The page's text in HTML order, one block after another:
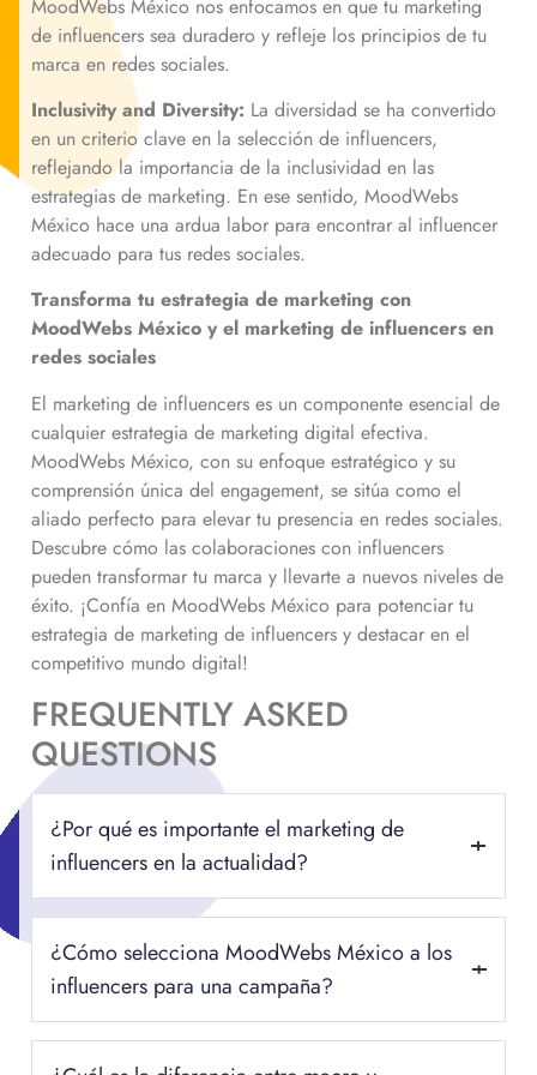
MoodWebs México nos enfocamos en que tu marketing
de influencers sea duradero y refleje los principios de tu
marca en redes sociales.
Inclusivity and Diversity: La diversidad se ha convertido
en un criterio clave en la selección de influencers,
reflejando la importancia de la inclusividad en las
estrategias de marketing. En ese sentido, MoodWebs
México hace una ardua labor para encontrar al influencer
adecuado para tus redes sociales.
Transforma tu estrategia de marketing con
MoodWebs México y el marketing de influencers en
redes sociales
El marketing de influencers es un componente esencial de
cualquier estrategia de marketing digital efectiva.
MoodWebs México, con su enfoque estratégico y su
comprensión única del engagement, se sitúa como el
aliado perfecto para elevar tu presencia en redes sociales.
Descubre cómo las colaboraciones con influencers
pueden transformar tu marca y llevarte a nuevos niveles de
éxito. ¡Confía en MoodWebs México para potenciar tu
estrategia de marketing de influencers y destacar en el
competitivo mundo digital!
FREQUENTLY ASKED
QUESTIONS
¿Por qué es importante el marketing de
influencers en la actualidad?
in the digital age due to its ability to connect brands with
audiences authentically. In a saturated advertising landscape,
consumers seek genuine experiences, and influencers, with
¿Cómo selecciona MoodWebs México a los
influencers para una campaña?